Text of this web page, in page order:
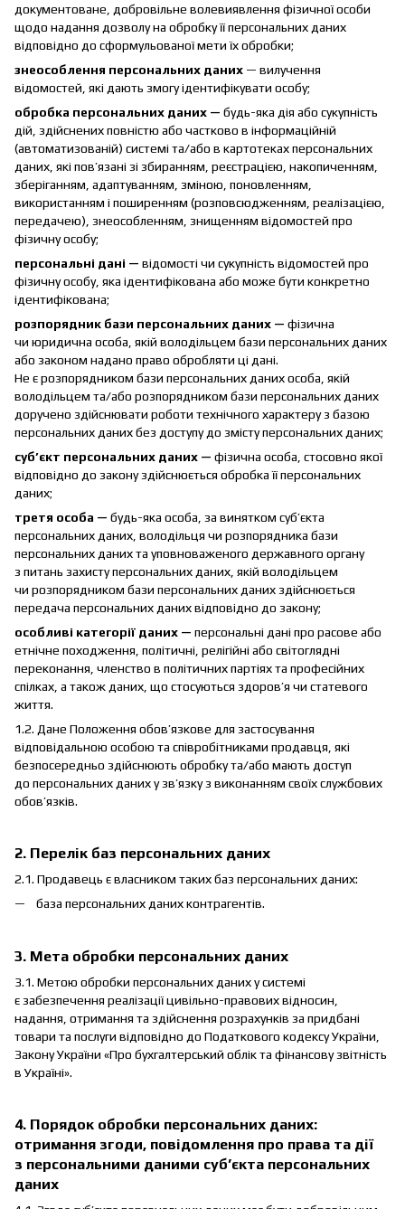
документоване, добровільне волевиявлення фізичної особи
щодо надання дозволу на обробку її персональних даних
відповідно до сформульованої мети їх обробки;
знеособлення персональних даних — вилучення
відомостей, які дають змогу ідентифікувати особу;
обробка персональних даних — будь-яка дія або сукупність
дій, здійснених повністю або частково в інформаційній
(автоматизованій) системі та/або в картотеках персональних
даних, які пов’язані зі збиранням, реєстрацією, накопиченням,
зберіганням, адаптуванням, зміною, поновленням,
використанням і поширенням (розповсюдженням, реалізацією,
передачею), знеособленням, знищенням відомостей про
фізичну особу;
персональні дані — відомості чи сукупність відомостей про
фізичну особу, яка ідентифікована або може бути конкретно
ідентифікована;
розпорядник бази персональних даних — фізична
чи юридична особа, якій володільцем бази персональних даних
або законом надано право обробляти ці дані.
Не є розпорядником бази персональних даних особа, якій
володільцем та/або розпорядником бази персональних даних
доручено здійснювати роботи технічного характеру з базою
персональних даних без доступу до змісту персональних даних;
суб’єкт персональних даних — фізична особа, стосовно якої
відповідно до закону здійснюється обробка її персональних
даних;
третя особа — будь-яка особа, за винятком суб’єкта
персональних даних, володільця чи розпорядника бази
персональних даних та уповноваженого державного органу
з питань захисту персональних даних, якій володільцем
чи розпорядником бази персональних даних здійснюється
передача персональних даних відповідно до закону;
особливі категорії даних — персональні дані про расове або
етнічне походження, політичні, релігійні або світоглядні
переконання, членство в політичних партіях та професійних
спілках, а також даних, що стосуються здоров’я чи статевого
життя.
1.2. Дане Положення обов’язкове для застосування
відповідальною особою та співробітниками продавця, які
безпосередньо здійснюють обробку та/або мають доступ
до персональних даних у зв’язку з виконанням своїх службових
обов’язків.
2. Перелік баз персональних даних
2.1. Продавець є власником таких баз персональних даних:
база персональних даних контрагентів.
3. Мета обробки персональних даних
3.1. Метою обробки персональних даних у системі
є забезпечення реалізації цивільно-правових відносин,
надання, отримання та здійснення розрахунків за придбані
товари та послуги відповідно до Податкового кодексу України,
Закону України «Про бухгалтерський облік та фінансову звітність
в Україні».
4. Порядок обробки персональних даних:
отримання згоди, повідомлення про права та дії
з персональними даними суб’єкта персональних
даних